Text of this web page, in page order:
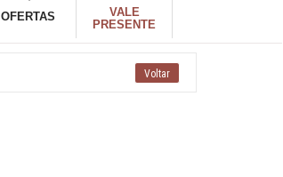
OFERTAS
VALE
PRESENTE